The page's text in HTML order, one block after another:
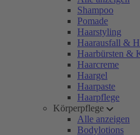
Shampoo
Pomade
Haarstyling
Haarausfall &
Haarbürsten &
Haarcreme
Haargel
Haarpaste
Haarpflege
Körperpflege
Alle anzeigen
Bodylotions